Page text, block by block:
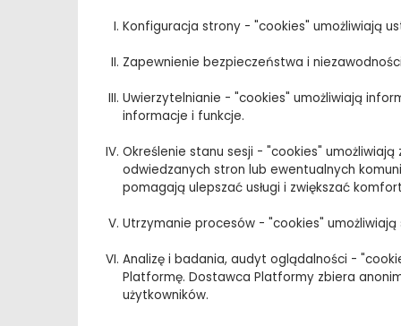
Konfiguracja strony - "cookies" umożliwiają
Zapewnienie bezpieczeństwa i
Uwierzytelnianie - "cookies" umożliwiają
informacje i funkcje.
Określenie stanu sesji - "cookies"
odwiedzanych stron lub ewentualnych
pomagają ulepszać usługi i zwiększać
Utrzymanie procesów - "cookies"
Analizę i badania, audyt oglądalności -
Platformę. Dostawca Platformy zbiera
użytkowników.